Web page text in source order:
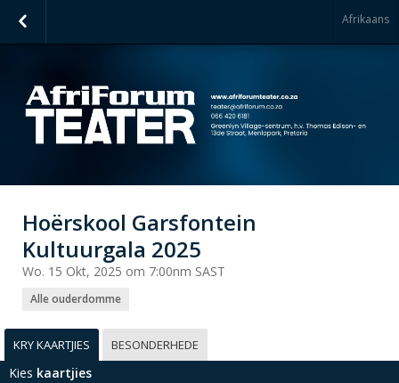
Afrikaans
Hoërskool Garsfontein
Kultuurgala 2025
Wo. 15 Okt, 2025 om 7:00nm SAST
Alle ouderdomme
KRY KAARTJIES BESONDERHEDE
Kies kaartjies